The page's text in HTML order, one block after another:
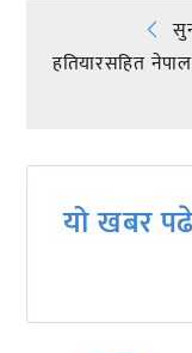
Post
हतियारसहित
यो खबर